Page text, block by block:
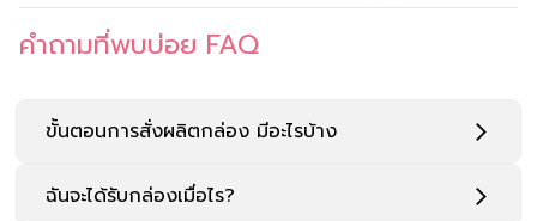
คำถามที่พบบ่อย FAQ
ขั้นตอนการสั่งผลิตกล่อง มีอะไรบ้าง
ฉันจะได้รับกล่องเมื่อไร?